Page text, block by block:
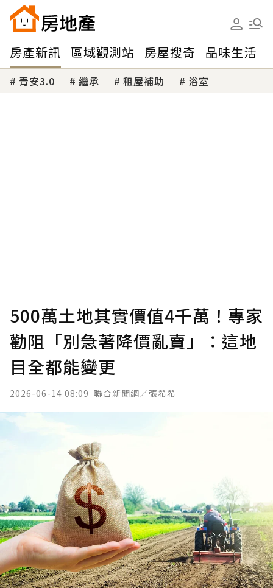
房產新訊 區域觀測站 房屋搜奇 品味生活
青安3.0 繼承 租屋補助 浴室
500萬土地其實價值4千萬！專家
勸阻「別急著降價亂賣」：這地
目全都能變更
2026-06-14 08:09 聯合新聞網／張希希